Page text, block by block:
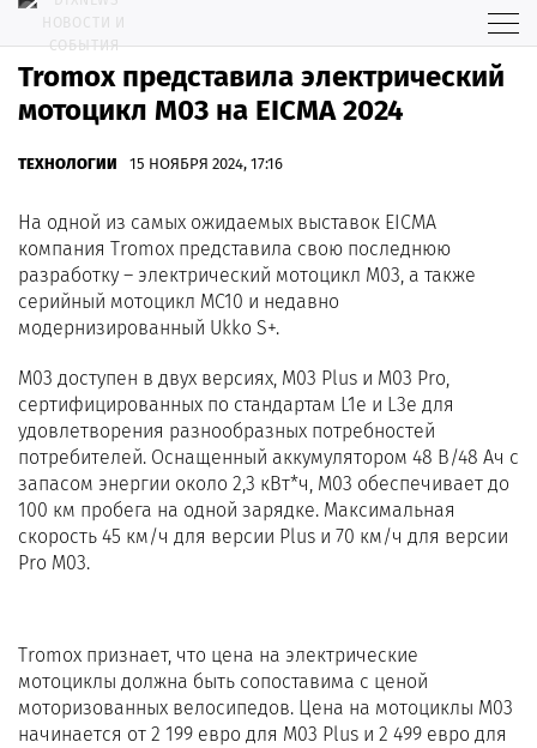
Tromox представила электрический
мотоцикл M03 на EICMA 2024
ТЕХНОЛОГИИ 15 НОЯБРЯ 2024, 17:16
На одной из самых ожидаемых выставок EICMA
компания Tromox представила свою последнюю
разработку – электрический мотоцикл M03, а также
серийный мотоцикл MC10 и недавно
модернизированный Ukko S+.
M03 доступен в двух версиях, M03 Plus и M03 Pro,
сертифицированных по стандартам L1e и L3e для
удовлетворения разнообразных потребностей
потребителей. Оснащенный аккумулятором 48 В/48 Ач с
запасом энергии около 2,3 кВт*ч, M03 обеспечивает до
100 км пробега на одной зарядке. Максимальная
скорость 45 км/ч для версии Plus и 70 км/ч для версии
Pro M03.
Tromox признает, что цена на электрические
мотоциклы должна быть сопоставима с ценой
моторизованных велосипедов. Цена на мотоциклы M03
начинается от 2 199 евро для M03 Plus и 2 499 евро для